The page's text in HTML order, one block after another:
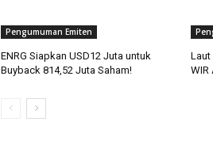
Pengumuman Emiten
ENRG Siapkan USD12 Juta untuk
Buyback 814,52 Juta Saham!
Laut
WIR